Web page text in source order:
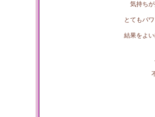
気持ち
とてもパ
結果をよ